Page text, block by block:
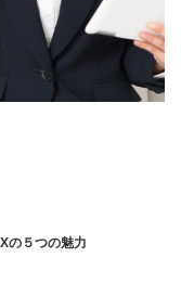
の５つの魅力